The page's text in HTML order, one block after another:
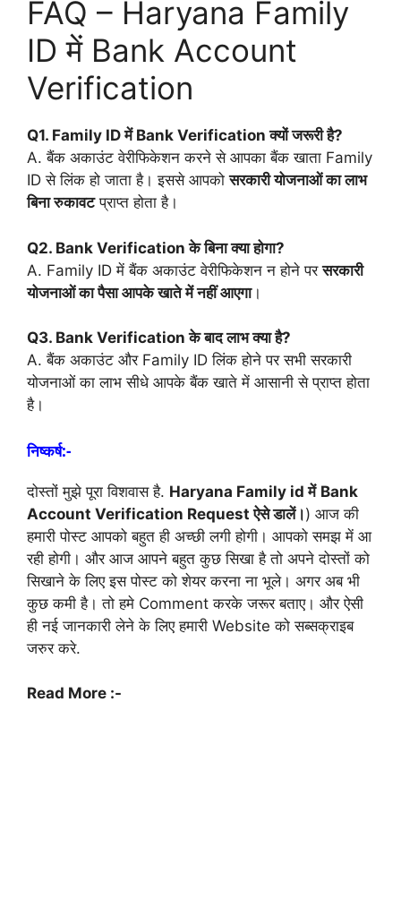
FAQ – Haryana Family
ID में Bank Account
Verification
Q1. Family ID में Bank Verification क्यों जरूरी है?
A. बैंक अकाउंट वेरीफिकेशन करने से आपका बैंक खाता Family
ID से लिंक हो जाता है। इससे आपकोसरकारी योजनाओं का लाभ
बिना रुकावटप्राप्त होता है।
Q2. Bank Verification के बिना क्या होगा?
A. Family ID में बैंक अकाउंट वेरीफिकेशन न होने परसरकारी
योजनाओं का पैसा आपके खाते में नहीं आएगा।
Q3. Bank Verification के बाद लाभ क्या है?
A. बैंक अकाउंट और Family ID लिंक होने पर सभी सरकारी
योजनाओं का लाभ सीधे आपके बैंक खाते में आसानी से प्राप्त होता
है।
निष्कर्ष:-
दोस्तों मुझे पूरा विशवास है. Haryana Family id में Bank
Account Verification Request ऐसे डालें।) आज की
हमारी पोस्ट आपको बहुत ही अच्छी लगी होगी। आपको समझ में आ
रही होगी। और आज आपने बहुत कुछ सिखा है तो अपने दोस्तों को
सिखाने के लिए इस पोस्ट को शेयर करना ना भूले। अगर अब भी
कुछ कमी है। तो हमे Comment करके जरूर बताए। और ऐसी
ही नई जानकारी लेने के लिए हमारी Website को सब्सक्राइब
जरुर करे.
Read More :-